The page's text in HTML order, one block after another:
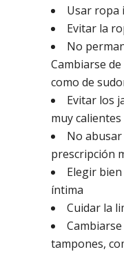
Usar ropa
Evitar la
No
Cambiarse
como de
Evitar los
muy calientes
No
prescripción
Elegir
íntima
Cuidar la
tampones,